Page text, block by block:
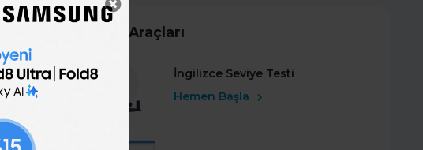
Kariyer Araçları
İngilizce Seviye Testi
Hemen Başla